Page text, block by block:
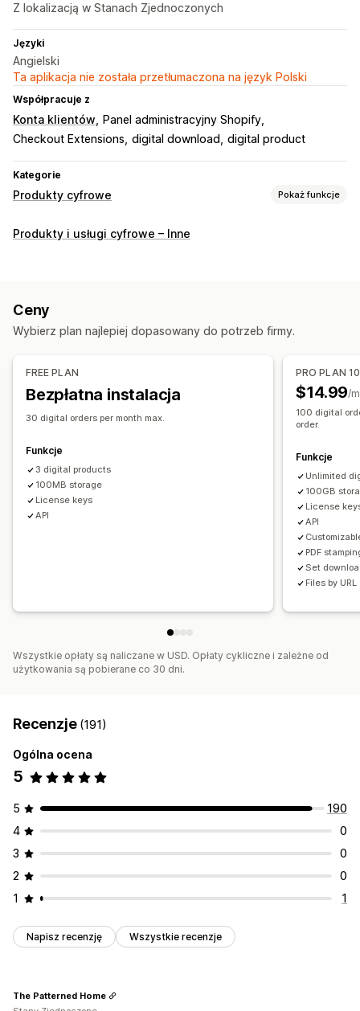
Z lokalizacją w Stanach Zjednoczonych
Języki
Angielski
Ta aplikacja nie została przetłumaczona na język Polski
Współpracuje z
Konta klientów
Panel administracyjny Shopify
Checkout Extensions digital download digital product
Kategorie
Produkty cyfrowe Pokaż funkcje
Typy produktów
Zarządzanie pobieraniem
Dostarczanie e-maili
Przesyłanie zbiorcze
Strona z podziękowaniami
Pobieranie bez limitów
Analizy
Niestandardowe linki
Kod dostępu
Hostowanie pliku
Produkty i usługi cyfrowe – Inne
Ceny
Wybierz plan najlepiej dopasowany do potrzeb firmy.
FREE PLAN
Bezpłatna instalacja
30 digital orders per month max.
Funkcje
3 digital products
100MB storage
License keys
API
PRO PLAN
$14.99/
100 digital
order.
Funkcje
Unlimited
100GB
License
API
PDF
Set
Files by URL
Wszystkie opłaty są naliczane w USD. Opłaty cykliczne i zależne od
użytkowania są pobierane co 30 dni.
Recenzje (191)
Ogólna ocena
5
5
190
4
0
3
0
2
0
1
1
Napisz recenzję Wszystkie recenzje
The Patterned Home